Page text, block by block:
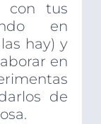
con tus
en
hay) y
en
de